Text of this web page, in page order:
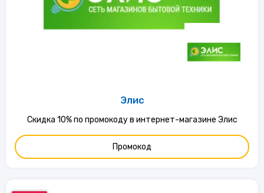
Элис
Скидка 10% по промокоду в интернет-магазине Элис
Промокод